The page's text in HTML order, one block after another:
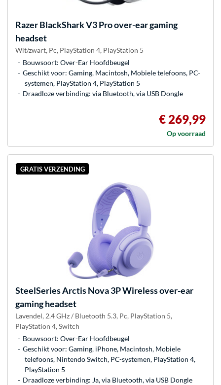
RazerBlackShark V3 Pro over-ear gaming
headset
Wit/zwart, Pc, PlayStation 4, PlayStation 5
Bouwsoort: Over-Ear Hoofdbeugel
Geschikt voor: Gaming, Macintosh, Mobiele telefoons, PC-
systemen, PlayStation 4, PlayStation 5
Draadloze verbinding: via Bluetooth, via USB Dongle
€ 269,99
Op voorraad
GRATIS VERZENDING
SteelSeriesArctis Nova 3P Wireless over-ear
gaming headset
Lavendel, 2.4 GHz / Bluetooth 5.3, Pc, PlayStation 5,
PlayStation 4, Switch
Bouwsoort: Over-Ear Hoofdbeugel
Geschikt voor: Gaming, iPhone, Macintosh, Mobiele
telefoons, Nintendo Switch, PC-systemen, PlayStation 4,
PlayStation 5
Draadloze verbinding: Ja, via Bluetooth, via USB Dongle